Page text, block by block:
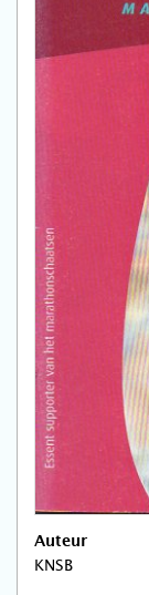
Auteur
KNSB